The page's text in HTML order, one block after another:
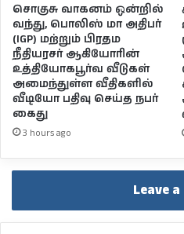
சொகுசு வாகனம் ஒன்றில்
வந்து, பொலிஸ் மா அதிபர்
(IGP) மற்றும் பிரதம
நீதியரசர் ஆகியோரின்
உத்தியோகபூர்வ வீடுகள்
அமைந்துள்ள வீதிகளில்
வீடியோ பதிவு செய்த நபர்
கைது
3 hours ago
Leave